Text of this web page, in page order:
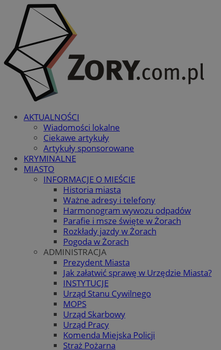
AKTUALNOŚCI
Wiadomości lokalne
Ciekawe artykuły
Artykuły sponsorowane
KRYMINALNE
MIASTO
INFORMACJE O MIEŚCIE
Historia miasta
Ważne adresy i telefony
Harmonogram wywozu odpadów
Parafie i msze święte w Żorach
Rozkłady jazdy w Żorach
Pogoda w Żorach
ADMINISTRACJA
Prezydent Miasta
Jak załatwić sprawę w Urzędzie Miasta?
INSTYTUCJE
Urząd Stanu Cywilnego
MOPS
Urząd Skarbowy
Urząd Pracy
Komenda Miejska Policji
Straż Pożarna